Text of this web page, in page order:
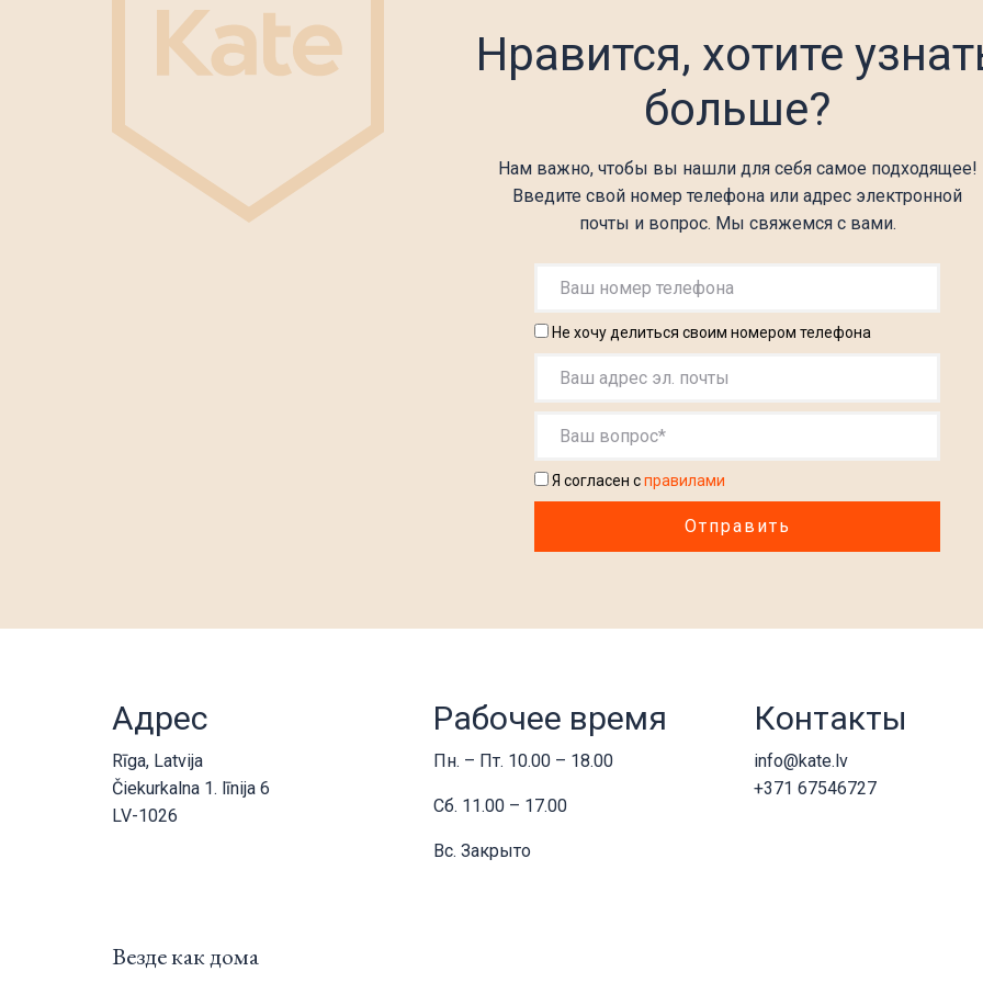
Нравится, хотите
больше?
Нам важно, чтобы вы нашли для себя самое подходящее!
Введите свой номер телефона или адрес электронной
почты и вопрос. Мы свяжемся с вами.
Не хочу делиться своим номером телефона
Я согласен справилами
Адрес
Rīga, Latvija
Čiekurkalna 1. līnija 6
LV-1026
Рабочее время
Пн. – Пт. 10.00 – 18.00
Сб. 11.00 – 17.00
Вс. Закрыто
Контакты
info@kate.lv
+371 67546727
Везде как дома